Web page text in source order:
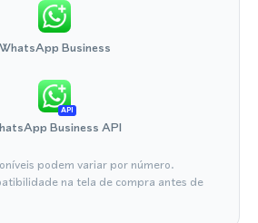
WhatsApp Business
API
Business API
podem variar por número.
na tela de compra antes de